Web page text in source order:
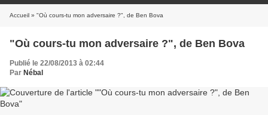
Accueil » "Où cours-tu mon adversaire ?", de Ben Bova
"Où cours-tu mon adversaire ?", de Ben Bova
Publié le 22/08/2013 à 02:44
Par Nébal